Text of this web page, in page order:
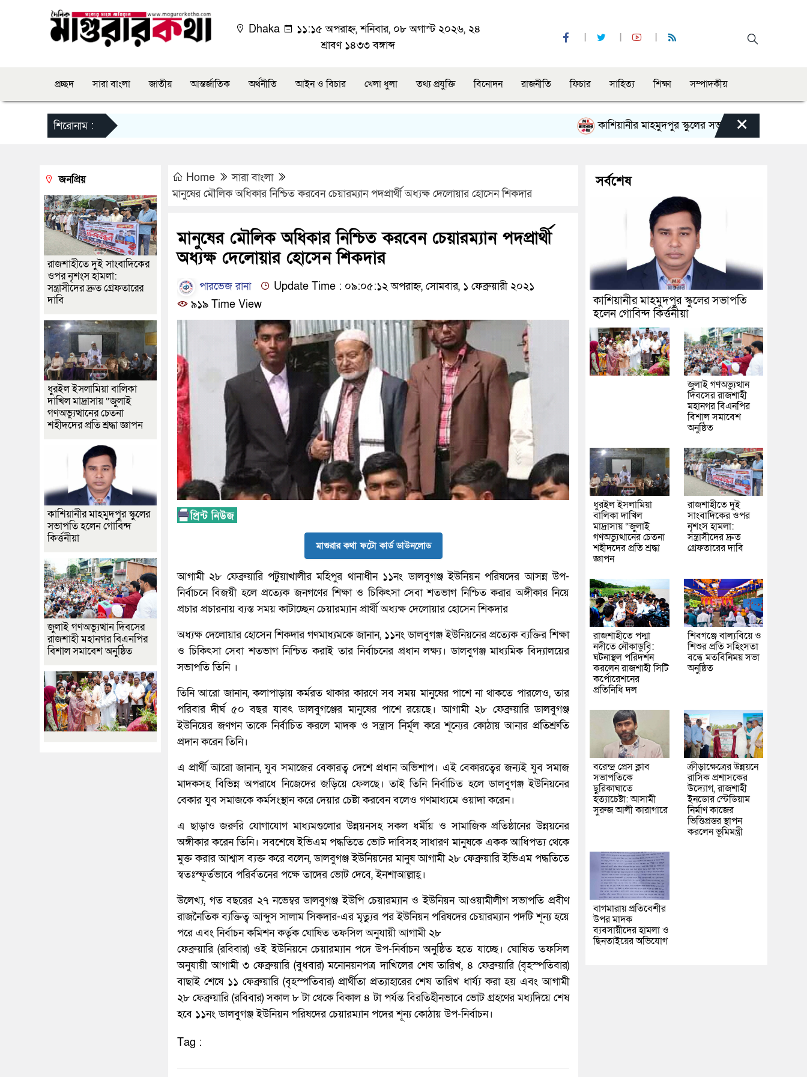
Dhaka
১১:১৫ অপরাহ্ন, শনিবার, ০৮ অগাস্ট ২০২৬, ২৪
শ্রাবণ ১৪৩৩ বঙ্গাব্দ
প্রচ্ছদ সারা বাংলা জাতীয় আন্তর্জাতিক অর্থনীতি আইন ও বিচার খেলা ধুলা তথ্য প্রযুক্তি বিনোদন রাজনীতি ফিচার সাহিত্য শিক্ষা সম্পাদকীয়
শিরোনাম : কাশিয়ানীর মাহমুদপুর স্কুলের সভাপতি হলেন গোবিন্দ কির্ত্তনীয়া
×
Home
সারা বাংলা
মানুষের মৌলিক অধিকার নিশ্চিত করবেন চেয়ারম্যান পদপ্রার্থী অধ্যক্ষ দেলোয়ার হোসেন শিকদার
মানুষের মৌলিক অধিকার নিশ্চিত করবেন চেয়ারম্যান পদপ্রার্থী
অধ্যক্ষ দেলোয়ার হোসেন শিকদার
পারভেজ রানা
Update Time : ০৯:০৫:১২ অপরাহ্ন, সোমবার, ১ ফেব্রুয়ারী ২০২১
৯১৯ Time View
মাগুরার কথা ফটো কার্ড ডাউনলোড
আগামী ২৮ ফেব্রুয়ারি পটুয়াখালীর মহিপুর থানাধীন ১১নং ডালবুগঞ্জ ইউনিয়ন পরিষদের আসন্ন উপ-
নির্বাচনে বিজয়ী হলে প্রত্যেক জনগণের শিক্ষা ও চিকিৎসা সেবা শতভাগ নিশ্চিত করার অঙ্গীকার নিয়ে
প্রচার প্রচারনায় ব্যস্ত সময় কাটাচ্ছেন চেয়ারম্যান প্রার্থী অধ্যক্ষ দেলোয়ার হোসেন শিকদার
অধ্যক্ষ দেলোয়ার হোসেন শিকদার গণমাধ্যমকে জানান, ১১নং ডালবুগঞ্জ ইউনিয়নের প্রত্যেক ব্যক্তির শিক্ষা
ও চিকিৎসা সেবা শতভাগ নিশ্চিত করাই তার নির্বাচনের প্রধান লক্ষ্য। ডালবুগঞ্জ মাধ্যমিক বিদ্যালয়ের
সভাপতি তিনি ।
তিনি আরো জানান, কলাপাড়ায় কর্মরত থাকার কারণে সব সময় মানুষের পাশে না থাকতে পারলেও, তার
পরিবার দীর্ঘ ৫০ বছর যাবৎ ডালবুগঞ্জের মানুষের পাশে রয়েছে। আগামী ২৮ ফেব্রুয়ারি ডালবুগঞ্জ
ইউনিয়ের জণগন তাকে নির্বাচিত করলে মাদক ও সন্ত্রাস নির্মূল করে শূন্যের কোঠায় আনার প্রতিশ্রুতি
প্রদান করেন তিনি।
এ প্রার্থী আরো জানান, যুব সমাজের বেকারত্ব দেশে প্রধান অভিশাপ। এই বেকারত্বের জন্যই যুব সমাজ
মাদকসহ বিভিন্ন অপরাধে নিজেদের জড়িয়ে ফেলছে। তাই তিনি নির্বাচিত হলে ডালবুগঞ্জ ইউনিয়নের
বেকার যুব সমাজকে কর্মসংস্থান করে দেয়ার চেষ্টা করবেন বলেও গণমাধ্যমে ওয়াদা করেন।
এ ছাড়াও জরুরি যোগাযোগ মাধ্যমগুলোর উন্নয়নসহ সকল ধর্মীয় ও সামাজিক প্রতিষ্ঠানের উন্নয়নের
অঙ্গীকার করেন তিনি। সবশেষে ইভিএম পদ্ধতিতে ভোট দাবিসহ সাধারণ মানুষকে একক আধিপত্য থেকে
মুক্ত করার আশ্বাস ব্যক্ত করে বলেন, ডালবুগঞ্জ ইউনিয়নের মানুষ আগামী ২৮ ফেব্রুয়ারি ইভিএম পদ্ধতিতে
স্বতঃস্ফূর্তভাবে পরির্বতনের পক্ষে তাদের ভোট দেবে, ইনশাআল্লাহ্।
উলেখ্য, গত বছরের ২৭ নভেম্বর ডালবুগঞ্জ ইউপি চেয়ারম্যান ও ইউনিয়ন আওয়ামীলীগ সভাপতি প্রবীণ
রাজনৈতিক ব্যক্তিত্ব আব্দুস সালাম সিকদার-এর মৃত্যুর পর ইউনিয়ন পরিষদের চেয়ারম্যান পদটি শূন্য হয়ে
পরে এবং নির্বাচন কমিশন কর্তৃক ঘোষিত তফসিল অনুযায়ী আগামী ২৮
ফেব্রুয়ারি (রবিবার) ওই ইউনিয়নে চেয়ারম্যান পদে উপ-নির্বাচন অনুষ্ঠিত হতে যাচ্ছে। ঘোষিত তফসিল
অনুযায়ী আগামী ৩ ফেব্রুয়ারি (বুধবার) মনোনয়নপত্র দাখিলের শেষ তারিখ, ৪ ফেব্রুয়ারি (বৃহস্পতিবার)
বাছাই শেষে ১১ ফেব্রুয়ারি (বৃহস্পতিবার) প্রার্থীতা প্রত্যাহারের শেষ তারিখ ধার্য্য করা হয় এবং আগামী
২৮ ফেব্রুয়ারি (রবিবার) সকাল ৮ টা থেকে বিকাল ৪ টা পর্যন্ত বিরতিহীনভাবে ভোট গ্রহণের মধ্যদিয়ে শেষ
হবে ১১নং ডালবুগঞ্জ ইউনিয়ন পরিষদের চেয়ারম্যান পদের শূন্য কোঠায় উপ-নির্বাচন।
Tag :
জনপ্রিয়
রাজশাহীতে দুই সাংবাদিকের
ওপর নৃশংস হামলা:
সন্ত্রাসীদের দ্রুত গ্রেফতারের
দাবি
ধুরইল ইসলামিয়া বালিকা
দাখিল মাদ্রাসায় “জুলাই
গণঅভ্যুত্থানের চেতনা
শহীদদের প্রতি শ্রদ্ধা জ্ঞাপন
কাশিয়ানীর মাহমুদপুর স্কুলের
সভাপতি হলেন গোবিন্দ
কির্ত্তনীয়া
জুলাই গণঅভ্যুত্থান দিবসের
রাজশাহী মহানগর বিএনপির
বিশাল সমাবেশ অনুষ্ঠিত
সর্বশেষ
কাশিয়ানীর মাহমুদপুর স্কুলের সভাপতি
হলেন গোবিন্দ কির্ত্তনীয়া
জুলাই গণঅভ্যুত্থান
দিবসের রাজশাহী
মহানগর বিএনপির
বিশাল সমাবেশ
অনুষ্ঠিত
ধুরইল ইসলামিয়া
বালিকা দাখিল
মাদ্রাসায় “জুলাই
গণঅভ্যুত্থানের চেতনা
শহীদদের প্রতি শ্রদ্ধা
জ্ঞাপন
রাজশাহীতে দুই
সাংবাদিকের ওপর
নৃশংস হামলা:
সন্ত্রাসীদের দ্রুত
গ্রেফতারের দাবি
রাজশাহীতে পদ্মা
নদীতে নৌকাডুবি:
ঘটনাস্থল পরিদর্শন
করলেন রাজশাহী সিটি
কর্পোরেশনের
প্রতিনিধি দল
শিবগঞ্জে বাল্যবিয়ে ও
শিশুর প্রতি সহিংসতা
বন্ধে মতবিনিময় সভা
অনুষ্ঠিত
বরেন্দ্র প্রেস ক্লাব
সভাপতিকে
ছুরিকাঘাতে
হত্যাচেষ্টা: আসামী
সুরুজ আলী কারাগারে
ক্রীড়াক্ষেত্রের উন্নয়নে
রাসিক প্রশাসকের
উদ্যোগ, রাজশাহী
ইনডোর স্টেডিয়াম
নির্মাণ কাজের
ভিত্তিপ্রস্তর স্থাপন
করলেন ভূমিমন্ত্রী
বাগমারায় প্রতিবেশীর
উপর মাদক
ব্যবসায়ীদের হামলা ও
ছিনতাইয়ের অভিযোগ